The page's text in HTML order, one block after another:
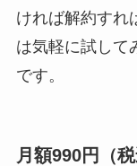
ければ解約すれ
は気軽に試して
です。
月額990円（